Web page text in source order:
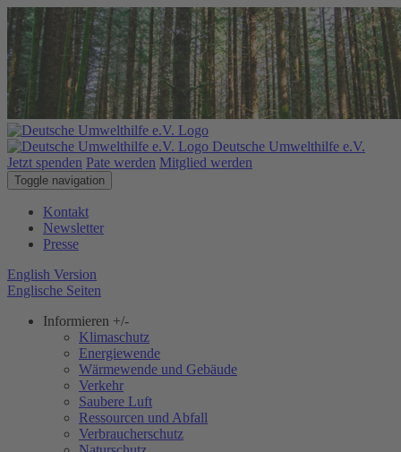
Deutsche Umwelthilfe e.V.
Jetzt spenden Pate werden Mitglied werden
Toggle navigation
Kontakt
Newsletter
Presse
English Version
Englische Seiten
Informieren +/-
Klimaschutz
Energiewende
Wärmewende und Gebäude
Verkehr
Saubere Luft
Ressourcen und Abfall
Verbraucherschutz